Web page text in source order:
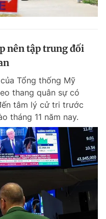
nên tập trung đối
Tổng thống Mỹ
thang quân sự có
tâm lý cử tri trước
tháng 11 năm nay.